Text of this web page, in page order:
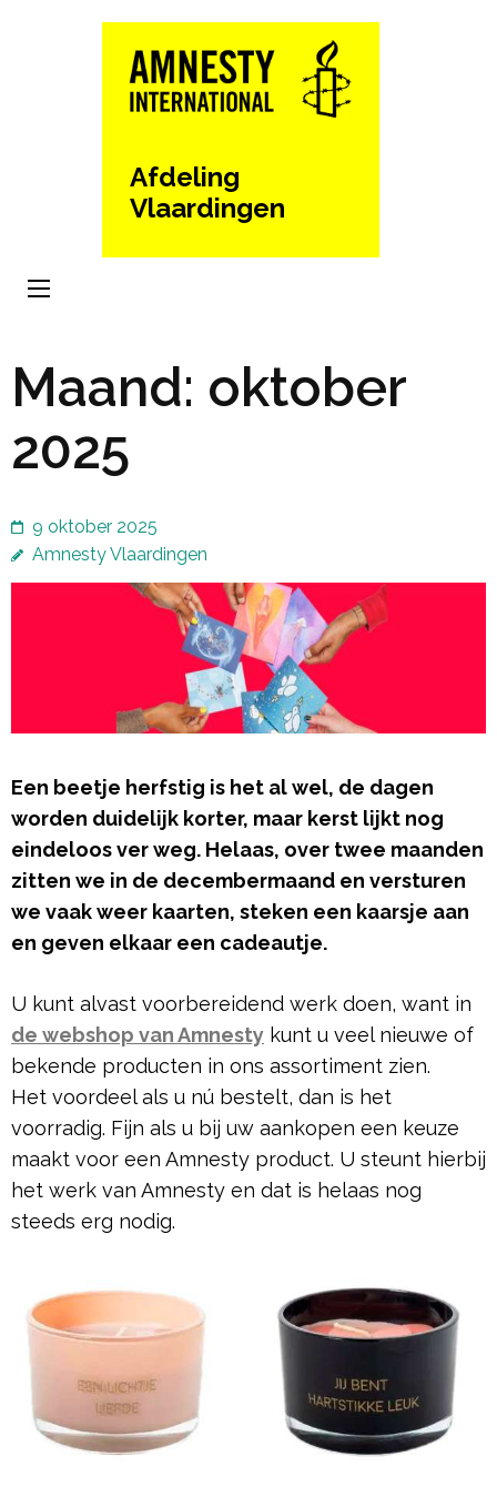
Afdeling
Vlaardingen
Maand: oktober
2025
9 oktober 2025
Amnesty Vlaardingen
Een beetje herfstig is het al wel, de dagen
worden duidelijk korter, maar kerst lijkt nog
eindeloos ver weg. Helaas, over twee maanden
zitten we in de decembermaand en versturen
we vaak weer kaarten, steken een kaarsje aan
en geven elkaar een cadeautje.
U kunt alvast voorbereidend werk doen, want in
de webshop van Amnesty kunt u veel nieuwe of
bekende producten in ons assortiment zien.
Het voordeel als u nú bestelt, dan is het
voorradig. Fijn als u bij uw aankopen een keuze
maakt voor een Amnesty product. U steunt hierbij
het werk van Amnesty en dat is helaas nog
steeds erg nodig.